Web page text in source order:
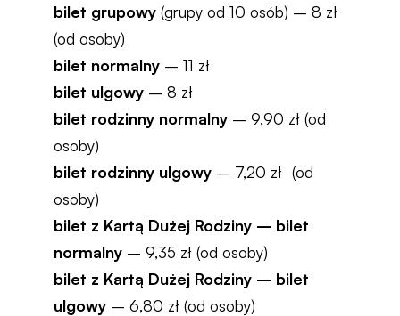
bilet grupowy (grupy od 10 osób) – 8 zł
(od osoby)
bilet normalny – 11 zł
bilet ulgowy – 8 zł
bilet rodzinny normalny – 9,90 zł (od
osoby)
bilet rodzinny ulgowy – 7,20 zł (od
osoby)
bilet z Kartą Dużej Rodziny – bilet
normalny – 9,35 zł (od osoby)
bilet z Kartą Dużej Rodziny – bilet
ulgowy – 6,80 zł (od osoby)